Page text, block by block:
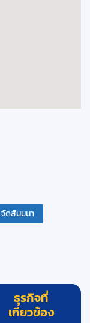
จัดสัมมนา
ธุรกิจที่
เกี่ยวข้อง